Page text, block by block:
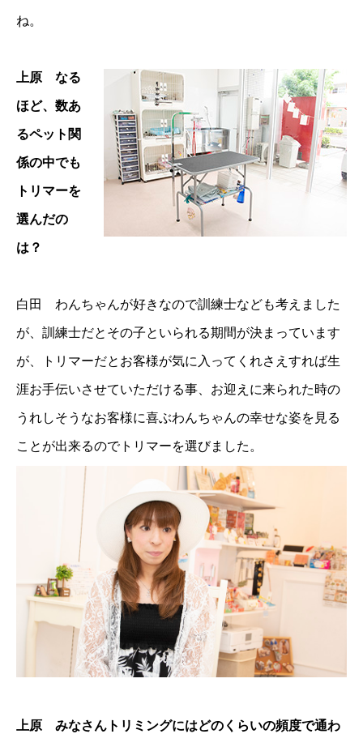
ね。
上原 なる
ほど、数あ
るペット関
係の中でも
トリマーを
選んだの
は？
白田 わんちゃんが好きなので訓練士なども考えました
が、訓練士だとその子といられる期間が決まっています
が、トリマーだとお客様が気に入ってくれさえすれば生
涯お手伝いさせていただける事、お迎えに来られた時の
うれしそうなお客様に喜ぶわんちゃんの幸せな姿を見る
ことが出来るのでトリマーを選びました。
上原 みなさんトリミングにはどのくらいの頻度で通わ